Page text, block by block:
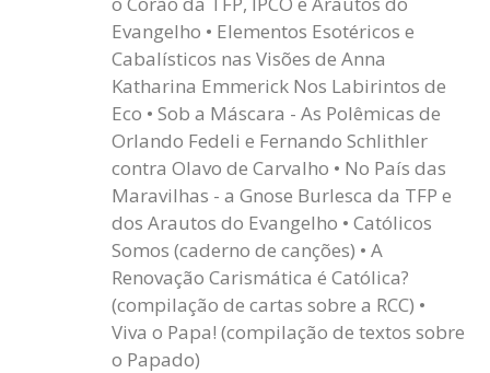
Evangelho • Elementos Esotéricos e
Cabalísticos nas Visões de Anna
Katharina Emmerick Nos Labirintos de
Eco • Sob a Máscara - As Polêmicas de
Orlando Fedeli e Fernando Schlithler
contra Olavo de Carvalho • No País das
Maravilhas - a Gnose Burlesca da TFP e
dos Arautos do Evangelho • Católicos
Somos (caderno de canções) • A
Renovação Carismática é Católica?
(compilação de cartas sobre a RCC) •
Viva o Papa! (compilação de textos sobre
o Papado)